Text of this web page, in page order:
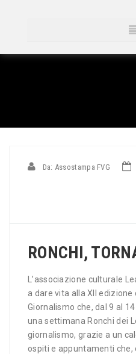
Da: Assostampa FVG
RONCHI,
L’associazione culturale
a dare vita alla XII edizione
Giornalismo che, dal 9 al
una settimana Ronchi dei
giornalismo, grazie a un
ospiti e appuntamenti